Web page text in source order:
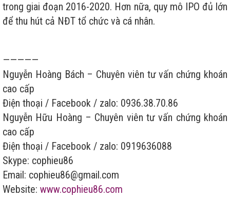
trong giai đoạn 2016-2020. Hơn nữa, quy mô IPO đủ lớn
để thu hút cả NĐT tổ chức và cá nhân.
—————
Nguyễn Hoàng Bách – Chuyên viên tư vấn chứng khoán
cao cấp
Điện thoại / Facebook / zalo: 0936.38.70.86
Nguyễn Hữu Hoàng – Chuyên viên tư vấn chứng khoán
cao cấp
Điện thoại / Facebook / zalo: 0919636088
Skype: cophieu86
Email: cophieu86@gmail.com
Website: www.cophieu86.com